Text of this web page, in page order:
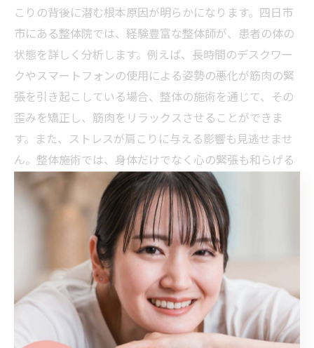
こりの背後に潜む根本原因が明らかになります。四日市
市にある整体院では、経験豊富な整体師が、患者の体の
状態を詳しく分析します。例えば、長時間のデスクワー
クやスマートフォンの使用による姿勢の悪化が筋肉の緊
張を引き起こしている場合、整体の施術を通じて、その
歪みを矯正し、筋肉をリラックスさせることができま
す。また、ストレスが肩こりに与える影響も見逃せませ
ん。整体施術では、身体だけでなく心の緊張も和らげる
ことが可能です。こうしたアプローチにより、肩こりの
根本原因を取り除き、再発を防ぐことができます。整体
を通じて、肩こりの原因をしっかり理解し、健康的な毎
日を取り戻しましょう。
整体で肩こりを根本から解消四
日市市の施術選びが鍵